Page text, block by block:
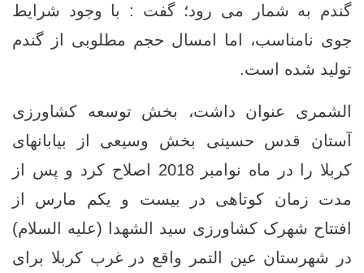
گندم به شمار می رود؛ گفت : با وجود شرایط
جوی نامناسب، اما امسال حجم مطلوبی از گندم
تولید شده است.
الشمری عنوان داشت، بخش توسعه کشاورزی
آستان قدس حسینی بخش وسیعی از بیابانهای
کربلا را در ماه نوامبر 2018 اصلاح کرد و پس از
مدت زمان کوتاهی در بیست و یکم مارس از
افتتاح شهرک کشاورزی سید الشهدا (عليه السلام)
در شهرستان عین التمر واقع در غرب کربلا برای